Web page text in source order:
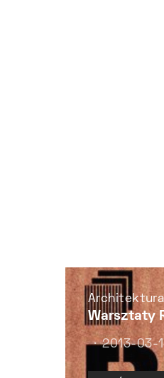
Architektura
Warsztaty
2013-03-